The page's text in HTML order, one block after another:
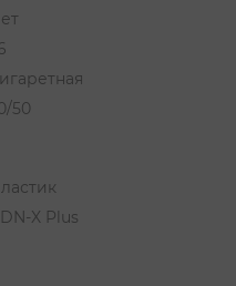
50
X Plus